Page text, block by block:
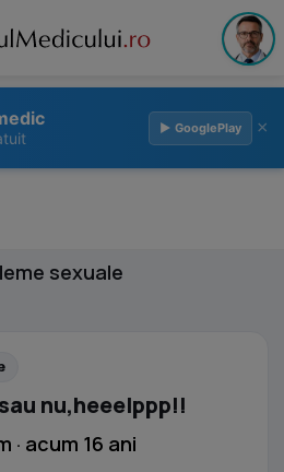
▶ GooglePlay ×
sexuale
nu,heeelppp!!
· acum 16 ani